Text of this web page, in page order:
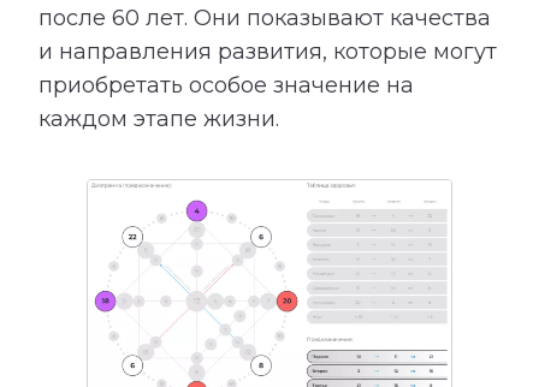
после 60 лет. Они показывают качества
и направления развития, которые могут
приобретать особое значение на
каждом этапе жизни.